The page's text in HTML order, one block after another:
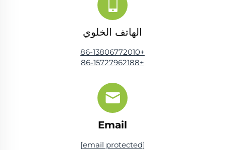
الهاتف الخلوي
+86-13806772010
+86-15727962188
Email
[email protected]